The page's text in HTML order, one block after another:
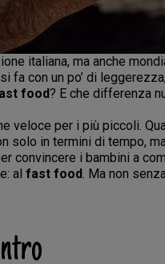
italiana, ma anche
con un po’ di
food? E che differenza
per i più piccoli.
in termini di tempo,
convincere i bambini a
al fast food. Ma non